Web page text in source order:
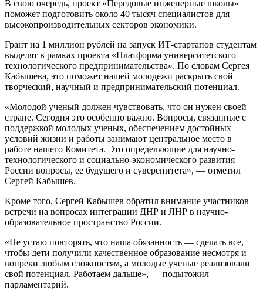
В свою очередь, проект «Передовые инженерные школы»
поможет подготовить около 40 тысяч специалистов для
высокопроизводительных секторов экономики.
Грант на 1 миллион рублей на запуск ИТ-стартапов студентам
выделят в рамках проекта «Платформа университетского
технологического предпринимательства». По словам Сергея
Кабышева, это поможет нашей молодежи раскрыть свой
творческий, научный и предпринимательский потенциал.
«Молодой ученый должен чувствовать, что он нужен своей
стране. Сегодня это особенно важно. Вопросы, связанные с
поддержкой молодых ученых, обеспечением достойных
условий жизни и работы занимают центральное место в
работе нашего Комитета. Это определяющие для научно-
технологического и социально-экономического развития
России вопросы, ее будущего и суверенитета», — отметил
Сергей Кабышев.
Кроме того, Сергей Кабышев обратил внимание участников
встречи на вопросах интеграции ДНР и ЛНР в научно-
образовательное пространство России.
«Не устаю повторять, что наша обязанность — сделать все,
чтобы дети получили качественное образование несмотря и
вопреки любым сложностям, а молодые ученые реализовали
свой потенциал. Работаем дальше», — подытожил
парламентарий.